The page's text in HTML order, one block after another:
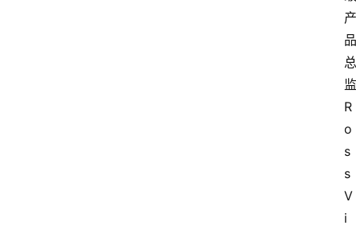
产
品
总
监
R
o
s
s
V
i